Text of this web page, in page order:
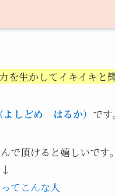
生かしてイキイキと
よしどめ はるか） です。
で頂けると嬉しいです。
てこんな人